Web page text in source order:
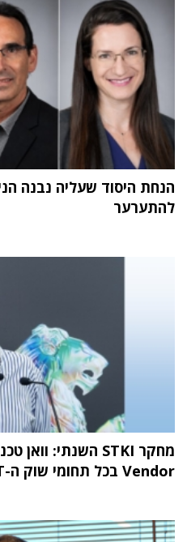
הנחת היסוד שעליה נבנה
להתערער
Vendor בכל תחומי שוק ה-IT